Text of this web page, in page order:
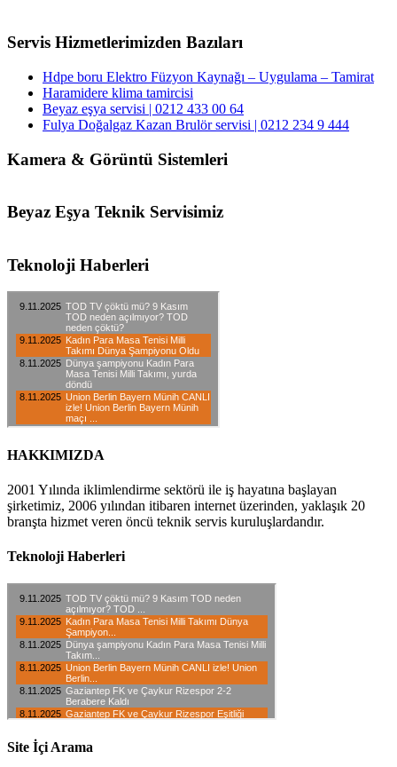
Servis Hizmetlerimizden Bazıları
Hdpe boru Elektro Füzyon Kaynağı – Uygulama – Tamirat
Haramidere klima tamircisi
Beyaz eşya servisi | 0212 433 00 64
Fulya Doğalgaz Kazan Brulör servisi | 0212 234 9 444
Kamera & Görüntü Sistemleri
Beyaz Eşya Teknik Servisimiz
Teknoloji Haberleri
HAKKIMIZDA
2001 Yılında iklimlendirme sektörü ile iş hayatına başlayan
şirketimiz, 2006 yılından itibaren internet üzerinden, yaklaşık 20
branşta hizmet veren öncü teknik servis kuruluşlardandır.
Teknoloji Haberleri
Site İçi Arama